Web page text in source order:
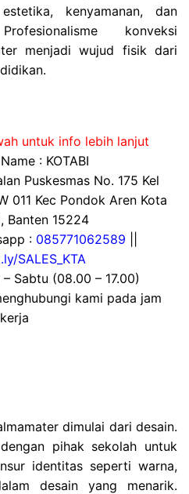
kenyamanan, dan
konveksi
menjadi wujud fisik dari
untuk info lebih lanjut
: KOTABI
Puskesmas No. 175 Kel
011 Kec Pondok Aren Kota
Banten 15224
: 085771062589
SALES_KTA
Sabtu (08.00 – 17.00)
kami pada jam
kerja
dimulai dari desain.
pihak sekolah untuk
identitas seperti warna,
desain yang menarik.